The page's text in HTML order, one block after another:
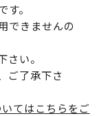
。
できませんの
い。
ご了承下さ
てはこちらをご